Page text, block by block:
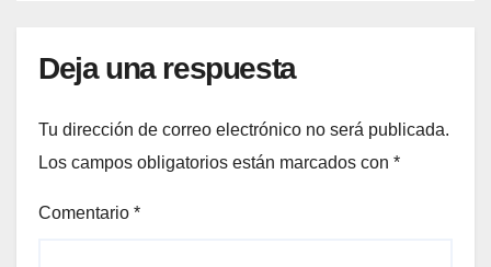
Deja una respuesta
Tu dirección de correo electrónico no será publicada.
Los campos obligatorios están marcados con *
Comentario *